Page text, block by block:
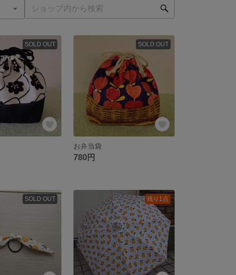
SOLD OUT SOLD OUT
お弁当袋
780円
SOLD OUT 残り1点